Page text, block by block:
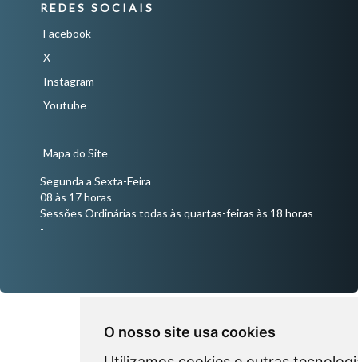
O nosso site usa cookies
REDES SOCIAIS
Facebook
X
Instagram
Youtube
Mapa do Site
Segunda a Sexta-Feira
08 às 17 horas
Sessões Ordinárias todas às quartas-feiras às 18 horas
-